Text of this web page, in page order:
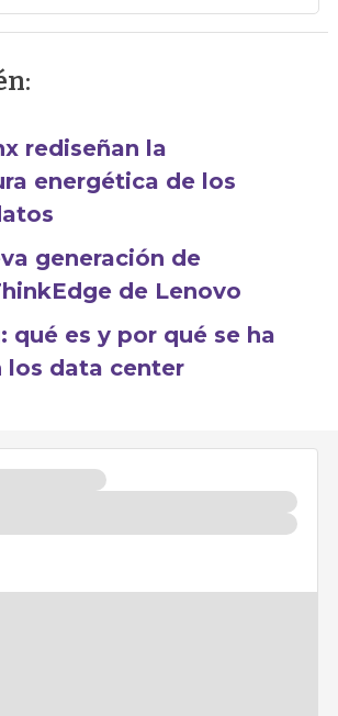
rediseñan la
energética de los
generación de
de Lenovo
qué es y por qué se ha
los data center